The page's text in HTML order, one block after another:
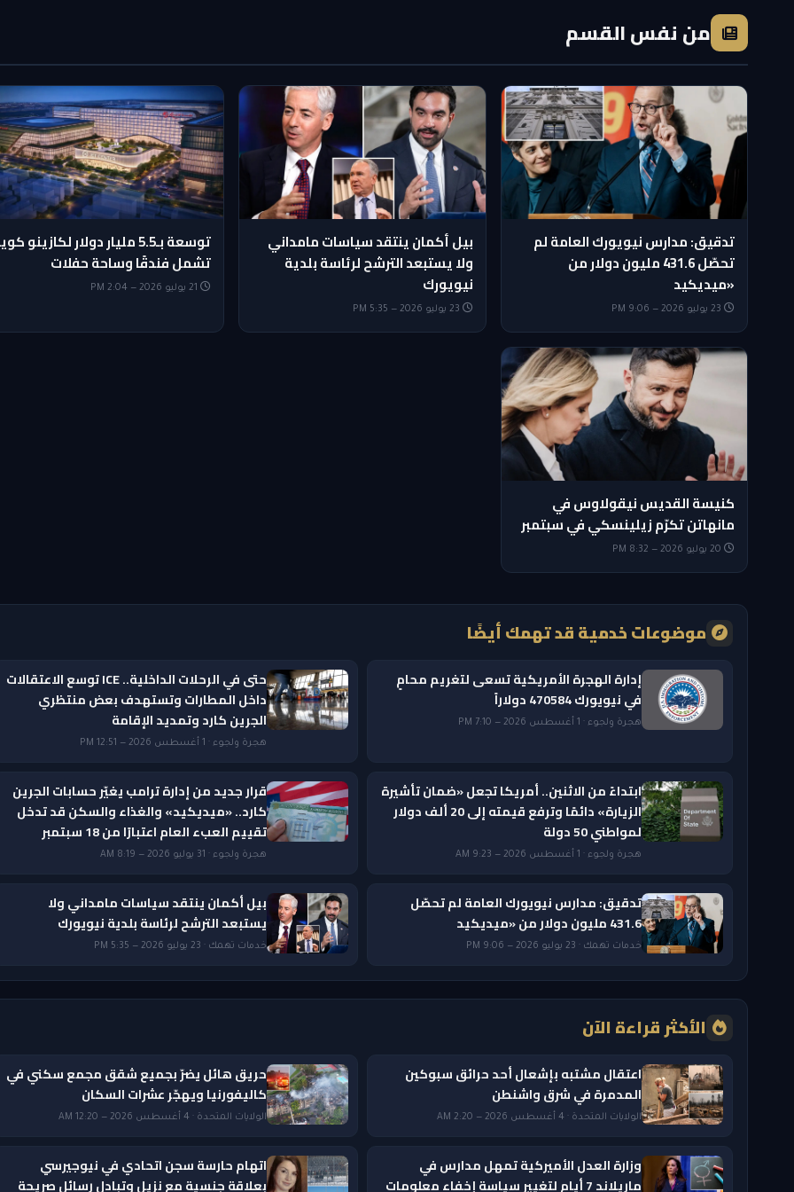
من نفس القسم
تدقيق: مدارس نيويورك العامة لم
تحصّل 431.6 مليون دولار من
«ميديكيد
بيل أكمان ينتقد سياسات مامداني
ولا يستبعد الترشح لرئاسة بلدية
نيويورك
توسعة بـ5.5 مليار دولار لكازينو
تشمل فندقًا وساحة حفلات
21 يوليو 2026 — 2:04 PM
كنيسة القديس نيقولاوس في
مانهاتن تكرّم زيلينسكي في سبتمبر
موضوعات خدمية قد تهمك أيضًا
إدارة الهجرة الأمريكية تسعى لتغريم محامٍ
في نيويورك 470584 دولاراً
هجرة ولجوء · 1 أغسطس 2026 — 7:10 PM
حتى في الرحلات الداخلية.. ICE توسع الاعتقالات
داخل المطارات وتستهدف بعض منتظري
الجرين كارد وتمديد الإقامة
هجرة ولجوء · 1 أغسطس 2026 — 12:51 PM
ابتداءً من الاثنين.. أمريكا تجعل «ضمان تأشيرة
الزيارة» دائمًا وترفع قيمته إلى 20 ألف دولار
لمواطني 50 دولة
هجرة ولجوء · 1 أغسطس 2026 — 9:23 AM
قرار جديد من إدارة ترامب يغيّر حسابات الجرين
كارد.. «ميديكيد» والغذاء والسكن قد تدخل
تقييم العبء العام اعتبارًا من 18 سبتمبر
هجرة ولجوء · 31 يوليو 2026 — 8:19 AM
تدقيق: مدارس نيويورك العامة لم تحصّل
431.6 مليون دولار من «ميديكيد
خدمات تهمك · 23 يوليو 2026 — 9:06 PM
بيل أكمان ينتقد سياسات مامداني ولا
يستبعد الترشح لرئاسة بلدية نيويورك
خدمات تهمك · 23 يوليو 2026 — 5:35 PM
الأكثر قراءة الآن
اعتقال مشتبه بإشعال أحد حرائق سبوكين
المدمرة في شرق واشنطن
الولايات المتحدة · 4 أغسطس 2026 — 2:20 AM
حريق هائل يضرّ بجميع شقق مجمع سكني في
كاليفورنيا ويهجّر عشرات السكان
الولايات المتحدة · 4 أغسطس 2026 — 12:20 AM
وزارة العدل الأميركية تمهل مدارس في
ماريلاند 7 أيام لتغيير سياسة إخفاء معلومات
اتهام حارسة سجن اتحادي في نيوجيرسي
بعلاقة جنسية مع نزيل وتبادل رسائل صريحة